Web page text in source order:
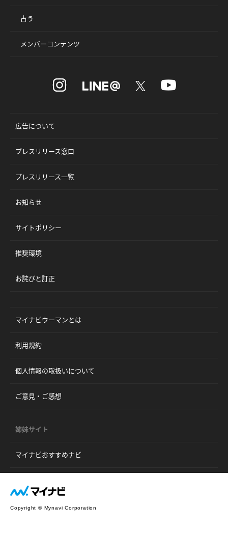
占う
メンバーコンテンツ
広告について
プレスリリース窓口
プレスリリース一覧
お知らせ
サイトポリシー
推奨環境
お詫びと訂正
マイナビウーマンとは
利用規約
個人情報の取扱いについて
ご意見・ご感想
姉妹サイト
マイナビおすすめナビ
Copyright © Mynavi Corporation